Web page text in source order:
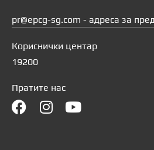
pr@epcg-sg.com - адреса за
Кориснички центар
19200
Пратите нас